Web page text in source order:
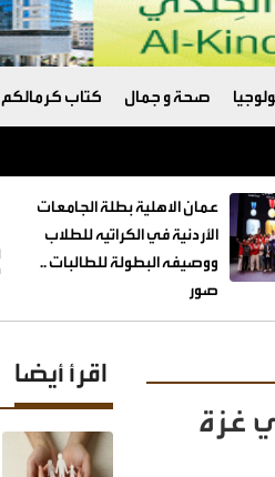
صحة و جمال كتاب كرمالكم
عمان الاهلية بطلة الجامعات
الأردنية في الكراتيه للطلاب
ووصيفه البطولة للطالبات ..
صور
غزة
اقرأ أيضا